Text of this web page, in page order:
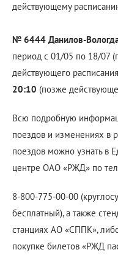
действующему
№ 6444 Данилов-
период с 01/05 по 18/07
действующего
20:10 (позже
Всю подробную
поездов и изменениях в
поездов можно узнать в
центре ОАО
8-800-775-00-00
бесплатный), а также
станциях АО «СППК»,
покупке билетов «РЖД